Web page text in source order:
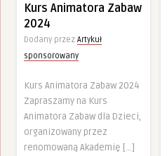
Kurs Animatora Zabaw
2024
Dodany przez Artykuł
sponsorowany
Kurs Animatora Zabaw 2024
Zapraszamy na Kurs
Animatora Zabaw dla Dzieci,
organizowany przez
renomowaną Akademię […]